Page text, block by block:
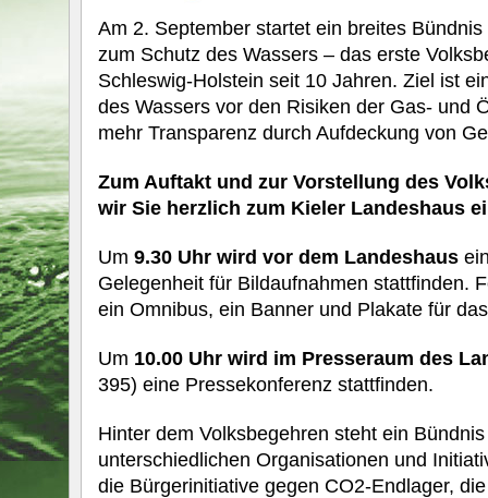
Am 2. September startet ein breites
zum Schutz des Wassers – das erste
Schleswig-Holstein seit 10 Jahren. Ziel ist
des Wassers vor den Risiken der Gas- und
mehr Transparenz durch Aufdeckung von
Zum Auftakt und zur Vorstellung des
wir Sie herzlich zum Kieler Landeshaus
Um 9.30 Uhr wird vor dem Landeshaus
Gelegenheit für Bildaufnahmen stattfinden.
ein Omnibus, ein Banner und Plakate für
Um 10.00 Uhr wird im Presseraum des
395) eine Pressekonferenz stattfinden.
Hinter dem Volksbegehren steht ein
unterschiedlichen Organisationen und
die Bürgerinitiative gegen CO2-Endlager,